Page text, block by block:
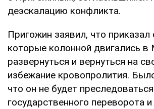
деэскалацию конфликта.
Пригожин заявил, что
которые колонной двигались в
развернуться и вернуться на
избежание кровопролития.
что он не будет
государственного переворота